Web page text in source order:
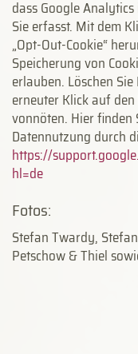
dass Google
Sie erfasst. Mit dem
„Opt-Out-Cookie“
Speicherung von
erlauben. Löschen
erneuter Klick auf
vonnöten. Hier
Datennutzung durch
https://
hl=de
Fotos:
Stefan Twardy,
Petschow & Thiel